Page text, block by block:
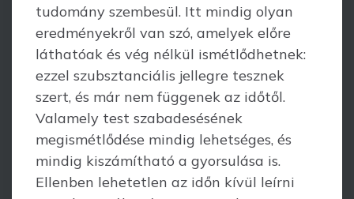
tudomány szembesül. Itt mindig olyan
eredményekről van szó, amelyek előre
láthatóak és vég nélkül ismétlődhetnek:
ezzel szubsztanciális jellegre tesznek
szert, és már nem függenek az időtől.
Valamely test szabadesésének
megismétlődése mindig lehetséges, és
mindig kiszámítható a gyorsulása is.
Ellenben lehetetlen az időn kívül leírni